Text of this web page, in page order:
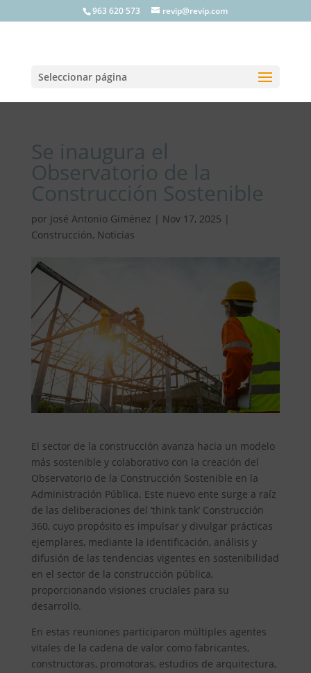
963 620 573 revip@revip.com
Seleccionar página
Se inaugura el
Observatorio de la
Construcción Sostenible
por José Antonio Giménez | Nov 17, 2025 |
Construcción, Noticias
El sector de la construcción avanza hacia un modelo
más sostenible y colaborativo con la creación del
Observatorio de la Construcción Sostenible en la
Administración Pública. Este nuevo ente surge a raíz
de las deliberaciones del ‘think tank’ Construcción
360, cuyo propósito es impulsar y divulgar prácticas
ejemplares, mediante la identificación, análisis y
difusión de las tendencias vigentes en sostenibilidad
en el sector de la construcción pública,
proporcionando visiones cruciales para su
desarrollo.
En estas reuniones participaron múltiples agentes
vitales de la cadena de valor como fabricantes,
constructoras, promotoras, estudios de arquitectura,